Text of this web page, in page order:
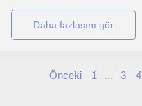
daha fazlasını gör
Önceki 1 3 4